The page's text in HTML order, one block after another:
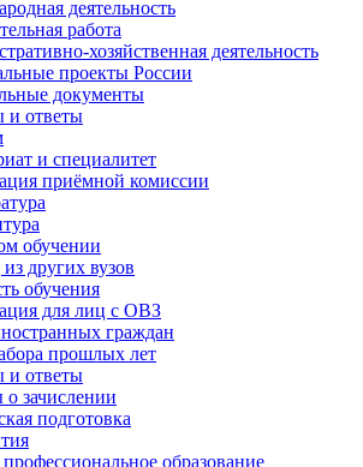
деятельность
работа
хозяйственная деятельность
проекты России
документы
и ответы
и специалитет
приёмной комиссии
обучении
других вузов
обучения
для лиц с ОВЗ
граждан
прошлых лет
и ответы
зачислении
подготовка
образование